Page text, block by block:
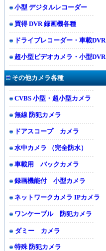
小型 デジタルレコーダー
買得 DVR 録画機各種
ドライブレコーダー・車載DVR
超小型ビデオカメラ・小型DVR
その他カメラ各種
CVBS 小型・超小型カメラ
無線 防犯カメラ
ドアスコープ カメラ
水中カメラ （完全防水）
車載用 バックカメラ
録画機能付 小型カメラ
ネットワークカメラ IPカメラ
ワンケーブル 防犯カメラ
ダミー カメラ
特殊 防犯カメラ